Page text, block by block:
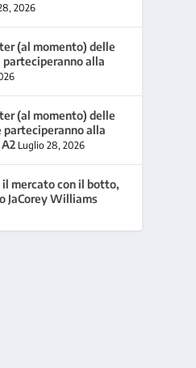
2026
(al momento) delle
parteciperanno alla
(al momento) delle
parteciperanno alla
Luglio 28, 2026
il mercato con il botto,
JaCorey Williams